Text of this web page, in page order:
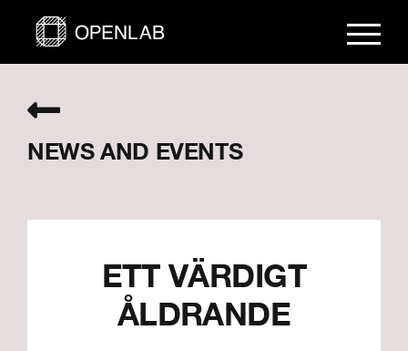
NEWS AND EVENTS
ETT VÄRDIGT
ÅLDRANDE